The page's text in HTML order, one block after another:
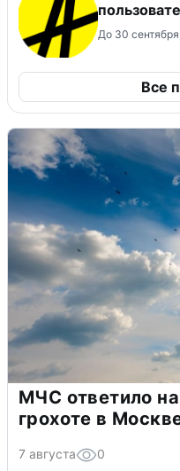
До 30
Все
МЧС ответило
грохоте в
7 августа 0